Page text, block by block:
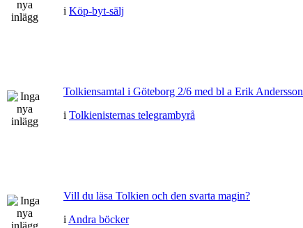
i Köp-byt-sälj
Tolkiensamtal i Göteborg 2/6 med bl a Erik Andersson
i Tolkienisternas telegrambyrå
Vill du läsa Tolkien och den svarta magin?
i Andra böcker